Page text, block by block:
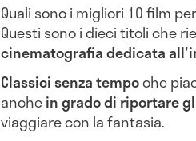
Quali sono i migliori 10 film
Questi sono i dieci titoli che
cinematografia dedicata
Classici senza tempoche
anchein grado di riportare
viaggiare con la fantasia.